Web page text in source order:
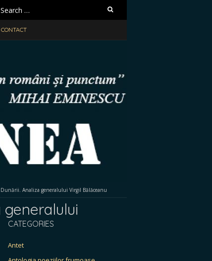
Search
CONTACT
Analiza generalului Virgil Bălăceanu
generalului
CATEGORIES
Antet